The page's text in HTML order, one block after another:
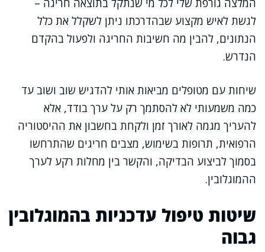
המלצה גורפת שלי לכל מי שנתקל בתוצאה חריגה –
לגשת לאיש מקצוע שבהדרכתו ניתן לשקלל את כלל
הנתונים, להבין מה חשיבות החריגה ולפעול בהקדם
הנדרש.
שיחות עם מטופלים מביאות אותי להדגיש שוב ושוב עד
כמה משמעותי לא להסתמך רק על ערך בודד, אלא
להעריך מגמה לאורך זמן ולקחת בחשבון את ההיסטוריה
הרפואית, תרופות בשימוש, מצבים חריגים שהתרחשו
בסמוך לביצוע הבדיקה, והקשר בין מחלות רקע לערך
ההמוגלובין.
שיטות טיפול עדכניות בהמוגלובין
גבוה